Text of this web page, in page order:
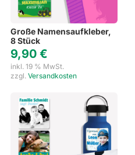
Große Namensaufkleber,
8 Stück
9,90 €
inkl. 19 % MwSt.
zzgl. Versandkosten